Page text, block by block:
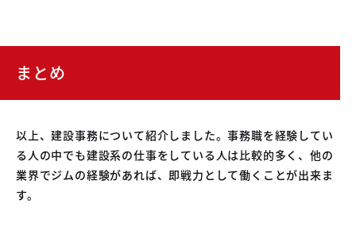
まとめ
以上、建設事務について紹介しました。事務職を経験してい
る人の中でも建設系の仕事をしている人は比較的多く、他の
業界でジムの経験があれば、即戦力として働くことが出来ま
す。